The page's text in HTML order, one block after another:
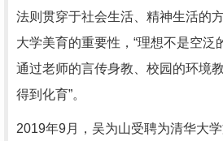
法则贯穿于社会生活、精神生活的
大学美育的重要性，“理想不是空泛
通过老师的言传身教、校园的环境
得到化育”。
2019年9月，吴为山受聘为清华大